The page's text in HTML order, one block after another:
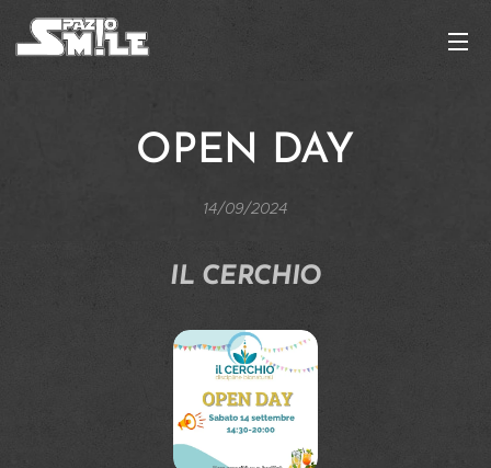
OPEN DAY
14/09/2024
IL CERCHIO